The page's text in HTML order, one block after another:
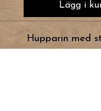
Lägg i
Hupparin med